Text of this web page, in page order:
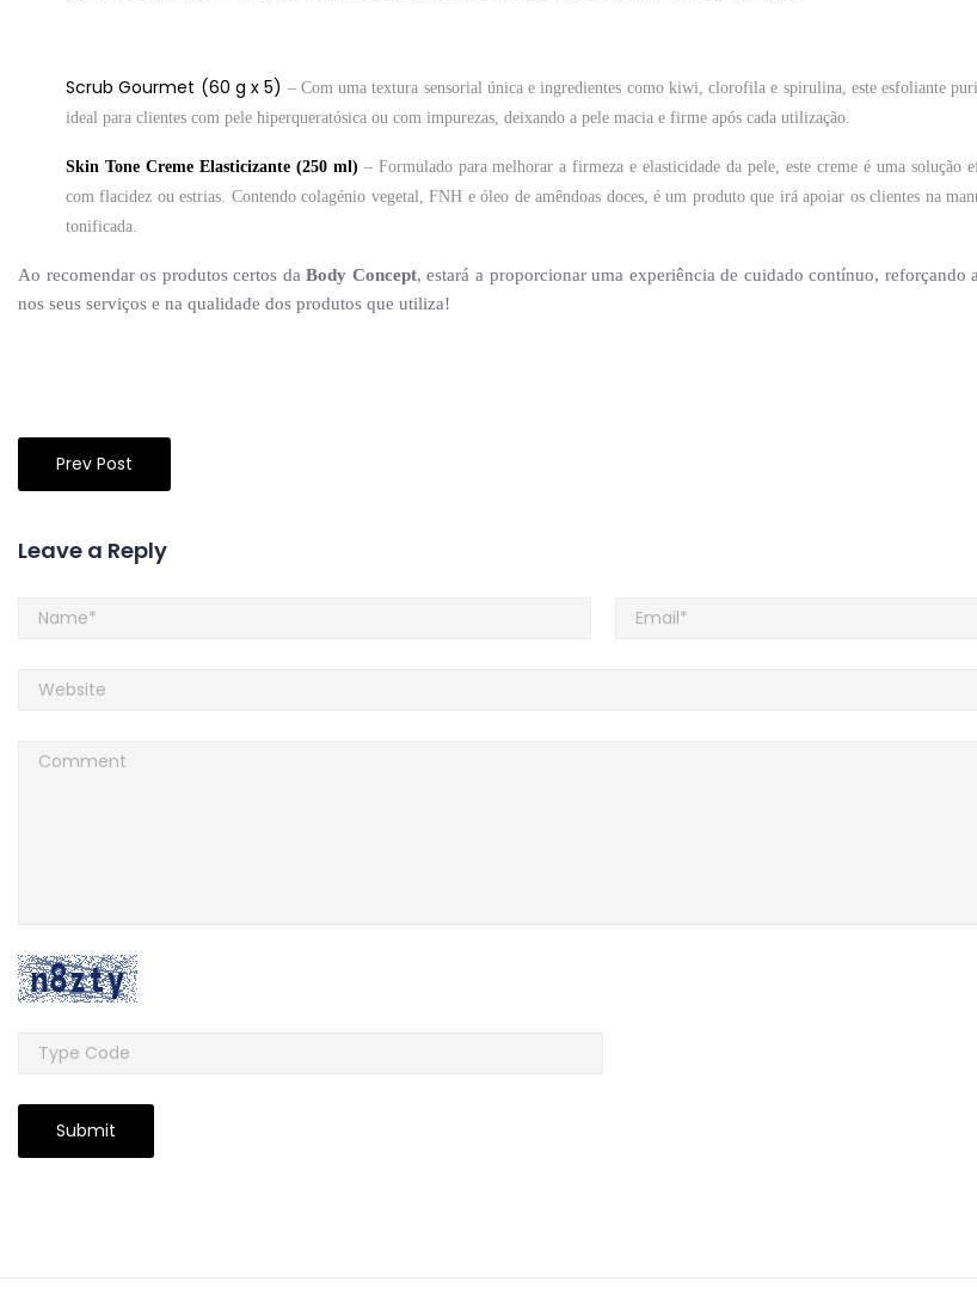
Scrub Gourmet (60 g x 5) – Com uma textura sensorial única e ingredientes como kiwi, clorofila e spirulina, este esfoliante
ideal para clientes com pele hiperqueratósica ou com impurezas, deixando a pele macia e firme após cada utilização.
Skin Tone Creme Elasticizante (250 ml) – Formulado para melhorar a firmeza e elasticidade da pele, este creme é uma solução
com flacidez ou estrias. Contendo colagénio vegetal, FNH e óleo de amêndoas doces, é um produto que irá apoiar os clientes na
tonificada.
Ao recomendar os produtos certos daBody Concept, estará a proporcionar uma experiência de cuidado contínuo, reforçando
nos seus serviços e na qualidade dos produtos que utiliza!
Prev Post
Leave a Reply
Submit